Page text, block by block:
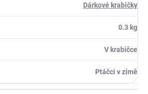
Dárkové krabičky
0.3 kg
V krabičce
Ptáčci v zimě